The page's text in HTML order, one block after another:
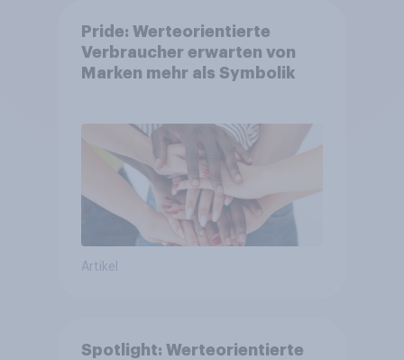
Pride: Werteorientierte
Verbraucher erwarten von
Marken mehr als Symbolik
Artikel
Spotlight: Werteorientierte